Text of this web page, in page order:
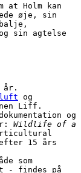
at Holm kan
øje, sin
sin agtelse
og
Liff.
Wildlife of a
15 års